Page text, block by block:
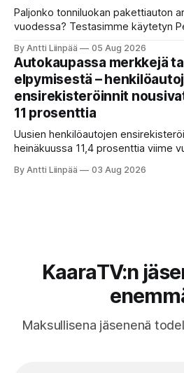
Paljonko tonniluokan pakettiauton
vuodessa? Testasimme käytetyn
16 900 €. Perkaamme auton
ominaisuudet sekä tyypilliset
etsivälle.
By Antti Liinpää 05 Aug 2026
Autokaupassa merkkejä
elpymisestä –
ensirekisteröinnit
11 prosenttia
Uusien henkilöautojen
heinäkuussa 11,4 prosenttia viime
alkuvuonna rekisteröidyistä
By Antti Liinpää 03 Aug 2026
KaaraTV:n
Maksullisena jäsenenä